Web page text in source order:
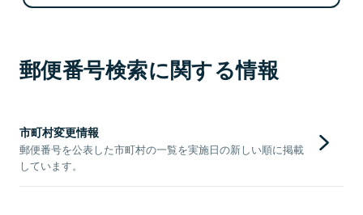
郵便番号検索に関する情報
市町村変更情報
郵便番号を公表した市町村の一覧を実施日の新しい順に掲載
しています。